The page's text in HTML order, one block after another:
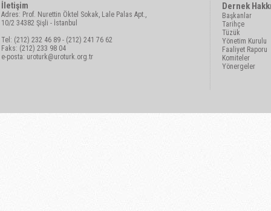
İletişim
Adres: Prof. Nurettin Öktel Sokak, Lale Palas Apt.,
10/2 34382 Şişli - İstanbul
Tel: (212) 232 46 89 - (212) 241 76 62
Faks: (212) 233 98 04
e-posta: uroturk@uroturk.org.tr
Dernek
Başkanlar
Tarihçe
Tüzük
Yönetim Kurulu
Faaliyet Raporu
Komiteler
Yönergeler